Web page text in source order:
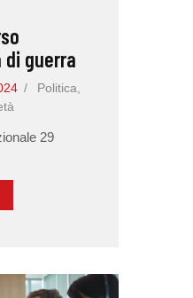
di guerra
Politica,
29